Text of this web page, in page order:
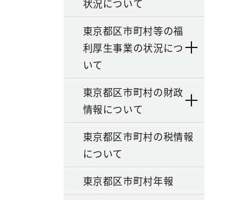
状況について
東京都区市町村等の福
利厚生事業の状況につ
いて
東京都区市町村の財政
情報について
東京都区市町村の税情報
について
東京都区市町村年報